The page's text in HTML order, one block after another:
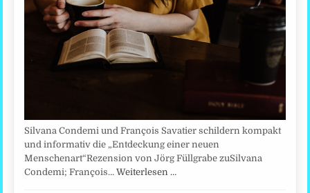
Silvana Condemi und François Savatier schildern kompakt
und informativ die „Entdeckung einer neuen
Menschenart“Rezension von Jörg Füllgrabe zuSilvana
Condemi; François…Weiterlesen …